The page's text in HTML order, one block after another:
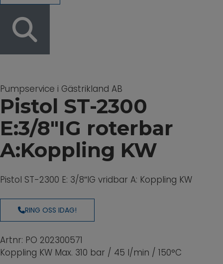
Pumpservice i Gästrikland AB
Pistol ST-2300
E:3/8″IG roterbar
A:Koppling KW
Pistol ST-2300 E: 3/8″IG vridbar A: Koppling KW
RING OSS IDAG!
Artnr: PO 202300571
Koppling KW Max. 310 bar / 45 l/min / 150°C